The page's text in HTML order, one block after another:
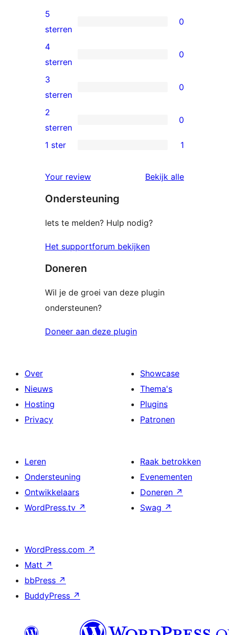
0
5
sterren
beoordelingen
5
sterren
0
0
4
sterren
beoordelingen
4
sterren
0
0
3
sterren
beoordelingen
3
sterren
0
0
2
beoordelingen
2
sterren
0
ster
beoordeling
1 ster 1
Your review Bekijk alle
Ondersteuning
Iets te melden? Hulp nodig?
Het supportforum bekijken
Doneren
Wil je de groei van deze plugin
ondersteunen?
Doneer aan deze plugin
Over
Nieuws
Hosting
Privacy
Showcase
Thema's
Plugins
Patronen
Leren
Ondersteuning
Ontwikkelaars
WordPress.tv ↗
Raak betrokken
Evenementen
Doneren ↗
Swag ↗
WordPress.com ↗
Matt ↗
bbPress ↗
BuddyPress ↗